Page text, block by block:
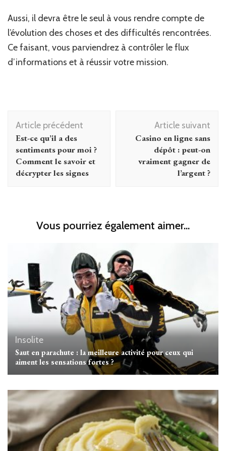
Aussi, il devra être le seul à vous rendre compte de
l’évolution des choses et des difficultés rencontrées.
Ce faisant, vous parviendrez à contrôler le flux
d’informations et à réussir votre mission.
Navigation
d'article
Article précédent
Est-ce qu’il a des
sentiments pour moi ?
Comment le savoir et
décrypter les signes
Article suivant
Casino en ligne sans
dépôt : peut-on
vraiment gagner de
l’argent ?
Vous pourriez également aimer...
Insolite
Saut en parachute : la meilleure activité pour ceux qui
aiment les sensations fortes ?